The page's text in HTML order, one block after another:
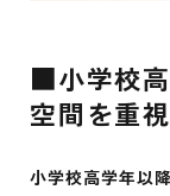
■小学校
空間を重視
小学校高学年以